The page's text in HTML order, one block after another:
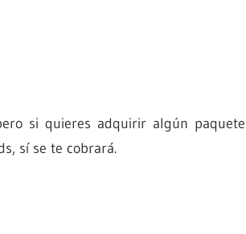
si quieres adquirir algún paquete
sí se te cobrará.